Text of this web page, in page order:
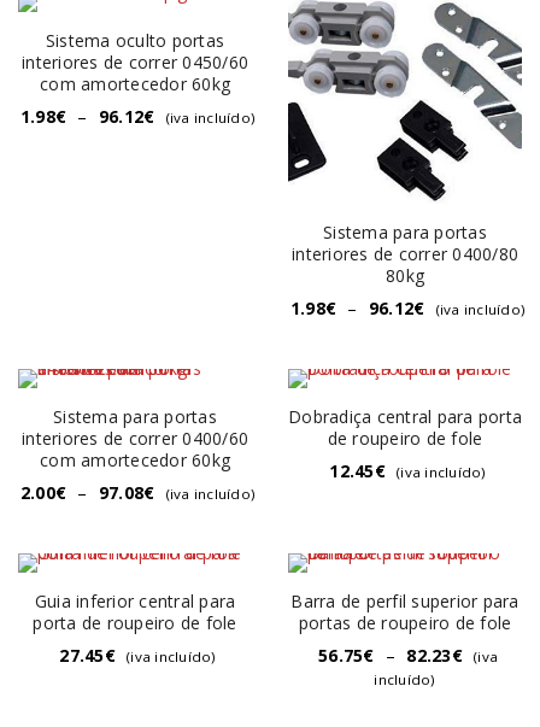
Sistema oculto portas
interiores de correr 0450/60
com amortecedor 60kg
1.98€ – 96.12€ (iva incluído)
Sistema para portas
interiores de correr 0400/80
80kg
1.98€ – 96.12€ (iva incluído)
Sistema para portas
interiores de correr 0400/60
com amortecedor 60kg
2.00€ – 97.08€ (iva incluído)
Dobradiça central para porta
de roupeiro de fole
12.45€ (iva incluído)
Guia inferior central para
porta de roupeiro de fole
27.45€ (iva incluído)
Barra de perfil superior para
portas de roupeiro de fole
56.75€ – 82.23€
(iva
incluído)